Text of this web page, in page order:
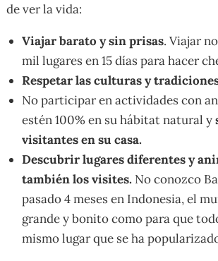
de ver la vida:
Viajar barato y sin prisas. Viajar
mil lugares en 15 días para hacer
Respetar las culturas y
No participar en actividades con
estén 100% en su hábitat natural y
visitantes en su casa.
Descubrir lugares diferentes y
también los visites. No conozco
pasado 4 meses en Indonesia, el
grande y bonito como para que
mismo lugar que se ha